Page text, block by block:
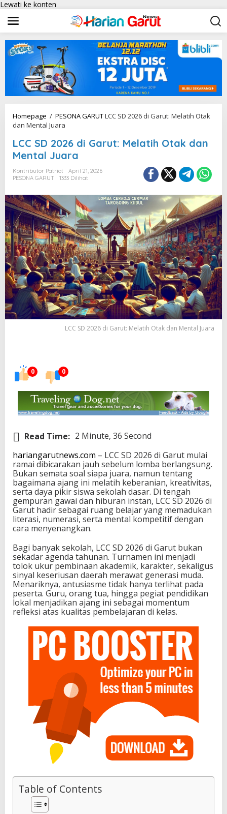
Lewati ke konten
Homepage / PESONA GARUTLCC SD 2026 di Garut: Melatih Otak
dan Mental Juara
LCC SD 2026 di Garut: Melatih Otak dan
Mental Juara
Kontributor Patriot
April 21, 2026
PESONA GARUT
1333 Dilihat
LCC SD 2026 di Garut: Melatih Otak dan Mental Juara
0 0
Read Time: 2 Minute, 36 Second
hariangarutnews.com – LCC SD 2026 di Garut mulai
ramai dibicarakan jauh sebelum lomba berlangsung.
Bukan semata soal siapa juara, namun tentang
bagaimana ajang ini melatih keberanian, kreativitas,
serta daya pikir siswa sekolah dasar. Di tengah
gempuran gawai dan hiburan instan, LCC SD 2026 di
Garut hadir sebagai ruang belajar yang memadukan
literasi, numerasi, serta mental kompetitif dengan
cara menyenangkan.
Bagi banyak sekolah, LCC SD 2026 di Garut bukan
sekadar agenda tahunan. Turnamen ini menjadi
tolok ukur pembinaan akademik, karakter, sekaligus
sinyal keseriusan daerah merawat generasi muda.
Menariknya, antusiasme tidak hanya terlihat pada
peserta. Guru, orang tua, hingga pegiat pendidikan
lokal menjadikan ajang ini sebagai momentum
refleksi atas kualitas pembelajaran di kelas.
Table of Contents